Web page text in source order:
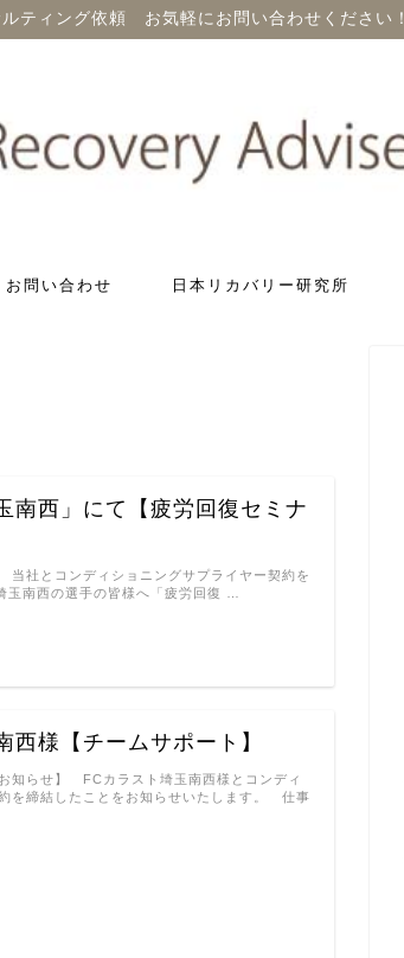
ティング依頼 お気軽にお問い合わせください！
お問い合わせ 日本リカバリー研究所
南西」にて【疲労回復セミナ
当社とコンディショニングサプライヤー契約を
玉南西の選手の皆様へ「疲労回復 …
西様【チームサポート】
知らせ】 FCカラスト埼玉南西様とコンディ
を締結したことをお知らせいたします。 仕事